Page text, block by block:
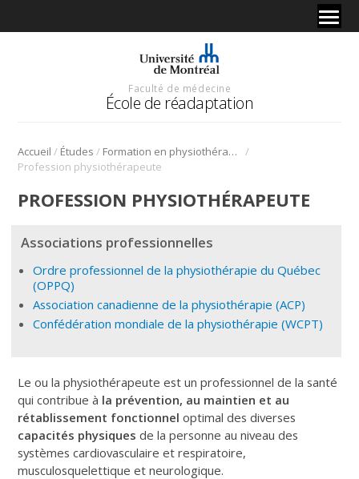
Faculté de médecine
École de réadaptation
Accueil / Études / Formation en physiothérapie
/
Profession physiothérapeute
PROFESSION PHYSIOTHÉRAPEUTE
Associations professionnelles
Ordre professionnel de la physiothérapie du Québec
(OPPQ)
Association canadienne de la physiothérapie (ACP)
Confédération mondiale de la physiothérapie (WCPT)
Le ou la physiothérapeute est un professionnel de la santé
qui contribue à la prévention, au maintien et au
rétablissement fonctionneloptimal des diverses
capacités physiquesde la personne au niveau des
systèmes cardiovasculaire et respiratoire,
musculosquelettique et neurologique.